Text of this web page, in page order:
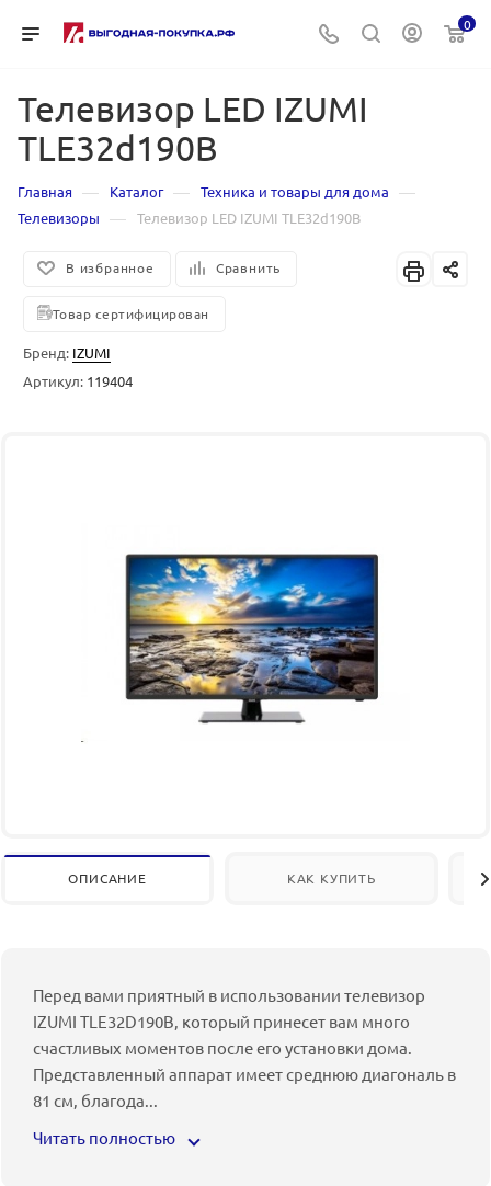
0
Телевизор LED IZUMI
TLE32d190B
Главная — Каталог — Техника и товары для дома —
Телевизоры — Телевизор LED IZUMI TLE32d190B
В избранное Сравнить
Товар сертифицирован
Бренд: IZUMI
Артикул: 119404
ОПИСАНИЕ КАК КУПИТЬ
Перед вами приятный в использовании телевизор
IZUMI TLE32D190B, который принесет вам много
счастливых моментов после его установки дома.
Представленный аппарат имеет среднюю диагональ в
81 см, благода...
Читать полностью